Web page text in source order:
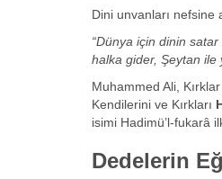
Dini unvanları nefsine
“Dünya için dinin
halka gider, Şeytan ile
Muhammed Ali,
Kendilerini ve Kırkları
isimi Hadimü’l-fukarâ
Dedelerin